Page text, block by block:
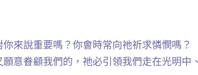
來說重要嗎？你會時常向祂祈求憐憫嗎？
意眷顧我們的，祂必引領我們走在光明